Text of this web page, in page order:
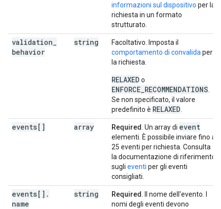
informazioni sul dispositivo per la
richiesta in un formato
strutturato.
validation
behavior
string
Facoltativo. Imposta il
comportamento di convalida per
la richiesta.
RELAXED o
ENFORCE_RECOMMENDATIONS
Se non specificato, il valore
predefinito è RELAXED
events[] array Required . Un array di event
elementi. È possibile inviare fino a
25 eventi per richiesta. Consulta
la documentazione di riferimento
sugli eventi per gli eventi
consigliati.
events[] .
name
string Required
. Il nome dell'evento. I
nomi degli eventi devono